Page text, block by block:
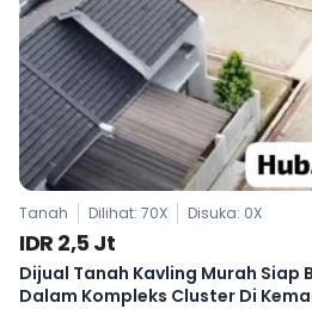
Tanah Dilihat: 70X Disuka: 0X
IDR 2,5 Jt
Dijual Tanah Kavling Murah Siap
Dalam Kompleks Cluster Di